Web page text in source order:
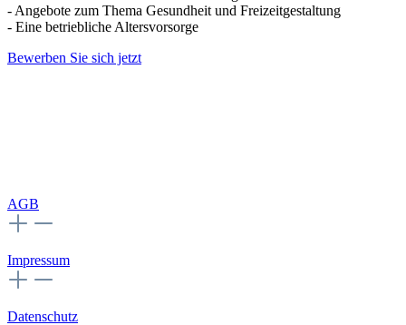
- Angebote zum Thema Gesundheit und Freizeitgestaltung
- Eine betriebliche Altersvorsorge
Bewerben Sie sich jetzt
AGB
Impressum
Datenschutz